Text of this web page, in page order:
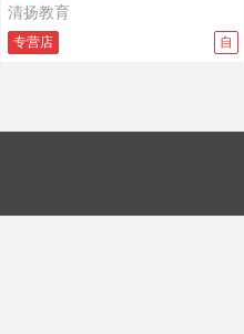
清扬教育
专营店 自